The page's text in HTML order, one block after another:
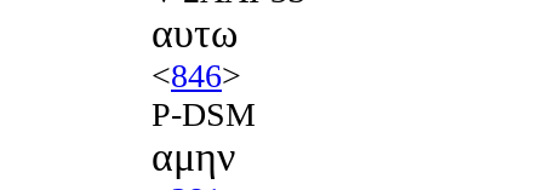
αυτω
<846>
P-DSM
αμην